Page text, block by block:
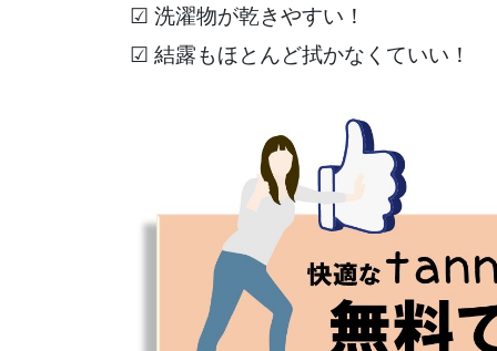
☑ 洗濯物が乾きやすい！
☑ 結露もほとんど拭かなくていい！